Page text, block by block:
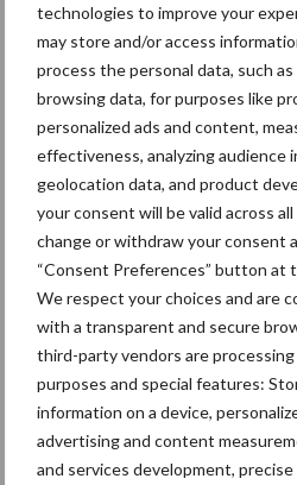
technologies to improve your
may store and/or access
process the personal data, such
browsing data, for purposes like
personalized ads and content,
effectiveness, analyzing audience
geolocation data, and product
your consent will be valid across
change or withdraw your consent
“Consent Preferences” button at
We respect your choices and are
with a transparent and secure
third-party vendors are
purposes and special features:
information on a device,
advertising and content
and services development,
“Vraag
Polen
Diergezondheid
Mastitis